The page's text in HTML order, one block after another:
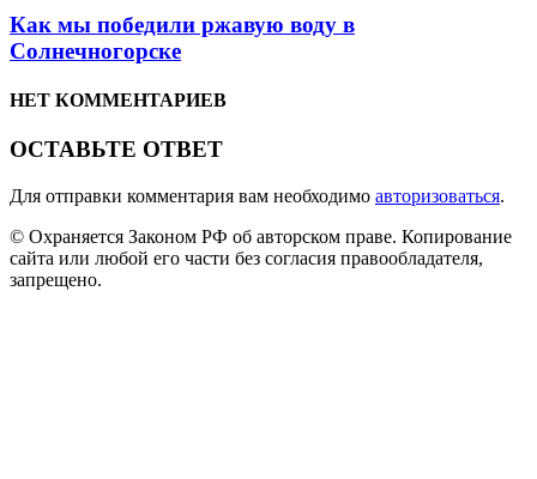
Как мы победили ржавую воду в
Солнечногорске
НЕТ КОММЕНТАРИЕВ
ОСТАВЬТЕ ОТВЕТ
Для отправки комментария вам необходимо авторизоваться.
© Охраняется Законом РФ об авторском праве. Копирование
сайта или любой его части без согласия правообладателя,
запрещено.